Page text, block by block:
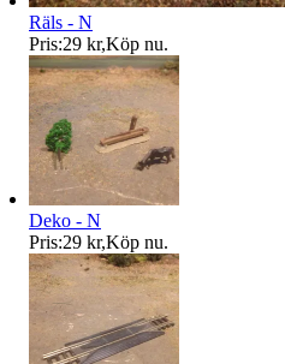
Räls - N
Pris:29 kr,Köp nu.
Deko - N
Pris:29 kr,Köp nu.